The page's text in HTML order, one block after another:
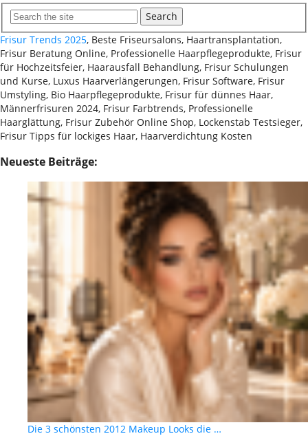
Search
Frisur Trends 2025, Beste Friseursalons, Haartransplantation,
Frisur Beratung Online, Professionelle Haarpflegeprodukte, Frisur
für Hochzeitsfeier, Haarausfall Behandlung, Frisur Schulungen
und Kurse, Luxus Haarverlängerungen, Frisur Software, Frisur
Umstyling, Bio Haarpflegeprodukte, Frisur für dünnes Haar,
Männerfrisuren 2024, Frisur Farbtrends, Professionelle
Haarglättung, Frisur Zubehör Online Shop, Lockenstab Testsieger,
Frisur Tipps für lockiges Haar, Haarverdichtung Kosten
Neueste Beiträge:
Die 3 schönsten 2012 Makeup Looks die …